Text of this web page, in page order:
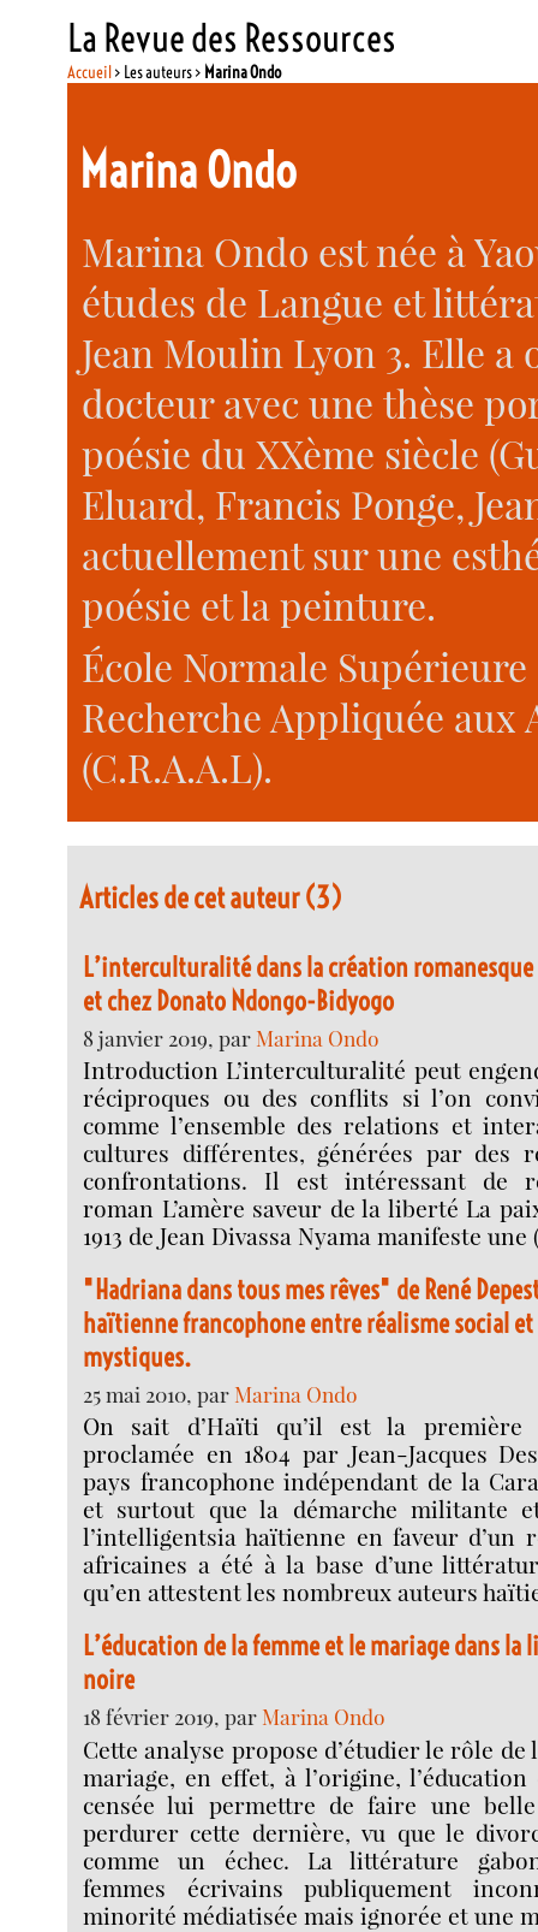
La Revue des Ressources
Accueil> Les auteurs > Marina Ondo
Marina Ondo
Marina Ondo est née à
études de Langue et
Jean Moulin Lyon 3. Elle
docteur avec une thèse
poésie du XXème siècle
Eluard, Francis Ponge,
actuellement sur une
poésie et la peinture.
École Normale
Recherche Appliquée aux
(C.R.A.A.L).
Articles de cet auteur (3)
L’interculturalité dans la création romanesque
et chez Donato Ndongo-Bidyogo
8 janvier 2019, parMarina Ondo
Introduction L’interculturalité peut
réciproques ou des conflits si l’on
comme l’ensemble des relations et
cultures différentes, générées par des
confrontations. Il est intéressant de
roman L’amère saveur de la liberté La
1913 de Jean Divassa Nyama manifeste
"Hadriana dans tous mes rêves" de René
haïtienne francophone entre réalisme social et
mystiques.
25 mai 2010, parMarina Ondo
On sait d’Haïti qu’il est la première
proclamée en 1804 par Jean-Jacques
pays francophone indépendant de la
et surtout que la démarche militante
l’intelligentsia haïtienne en faveur d’un
africaines a été à la base d’une
qu’en attestent les nombreux auteurs
L’éducation de la femme et le mariage dans
noire
18 février 2019, parMarina Ondo
Cette analyse propose d’étudier le rôle de
mariage, en effet, à l’origine,
censée lui permettre de faire une
perdurer cette dernière, vu que le
comme un échec. La littérature
femmes écrivains publiquement
minorité médiatisée mais ignorée et une